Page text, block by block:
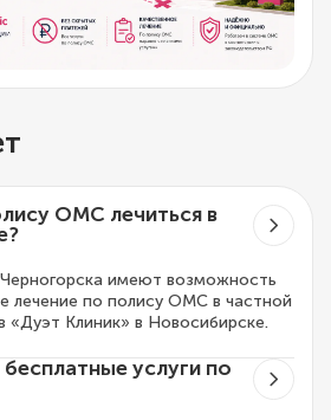
ОМС лечиться в
имеют возможность
лечение по полису ОМС в частной
«Дуэт Клиник» в Новосибирске.
услуги по